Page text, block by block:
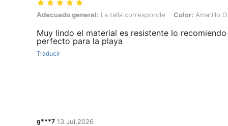
Adecuado general: La talla corresponde, Color: Amarillo Oro, Talla:
Adecuado general: La talla corresponde Color: Amarillo
Muy lindo el material es resistente lo recomiendo
perfecto para la playa
Traducir
g***7 13 Jul,2026